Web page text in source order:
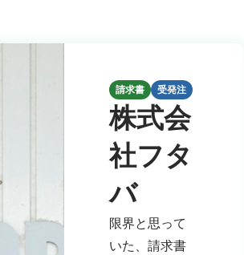
請求書 受発注
株式会
社フタ
バ
限界と思って
いた、請求書